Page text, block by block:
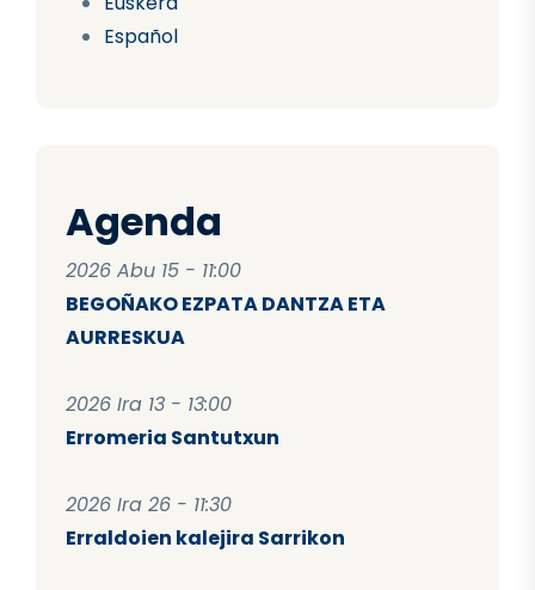
Español
Agenda
2026 Abu 15 - 11:00
BEGOÑAKO EZPATA DANTZA ETA
AURRESKUA
2026 Ira 13 - 13:00
Erromeria Santutxun
2026 Ira 26 - 11:30
Erraldoien kalejira Sarrikon